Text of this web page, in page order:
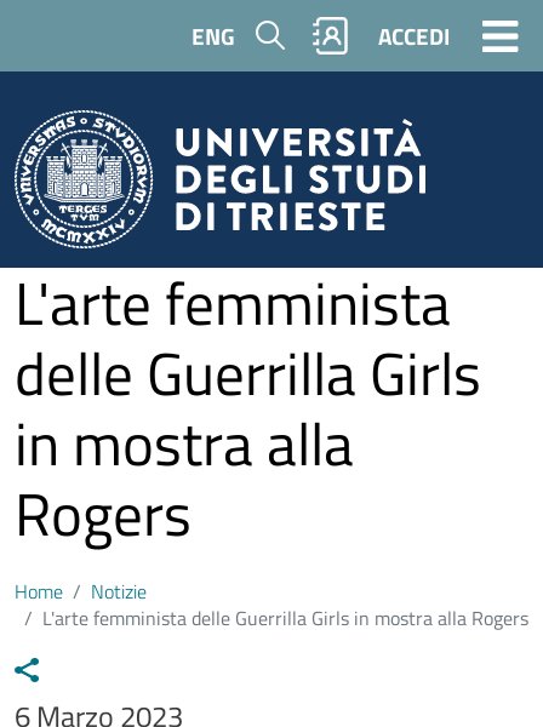
ENG Cerca ACCEDI
L'arte femminista
delle Guerrilla Girls
in mostra alla
Rogers
Home
Notizie
L'arte femminista delle Guerrilla Girls in mostra alla Rogers
Data notizia
6 Marzo 2023